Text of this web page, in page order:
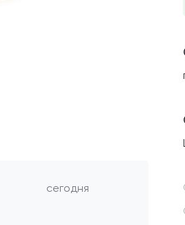
сегодня